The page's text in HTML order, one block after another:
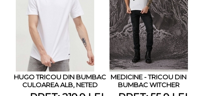
HUGO TRICOU DIN BUMBAC
CULOAREA ALB, NETED
MEDICINE - TRICOU DIN
BUMBAC WITCHER